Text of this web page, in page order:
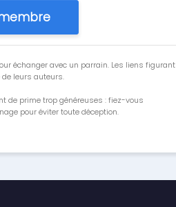
échanger avec un parrain. Les liens figurant
leurs auteurs.
de prime trop généreuses : fiez-vous
pour éviter toute déception.